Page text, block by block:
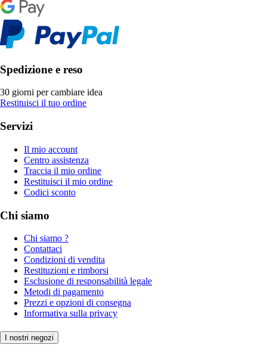
Spedizione e reso
30 giorni per cambiare idea
Restituisci il tuo ordine
Servizi
Il mio account
Centro assistenza
Traccia il mio ordine
Restituisci il mio ordine
Codici sconto
Chi siamo
Chi siamo ?
Contattaci
Condizioni di vendita
Restituzioni e rimborsi
Esclusione di responsabilità legale
Metodi di pagamento
Prezzi e opzioni di consegna
Informativa sulla privacy
I nostri negozi